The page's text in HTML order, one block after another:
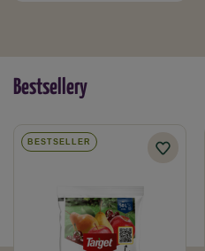
Bestsellery
BESTSELLER